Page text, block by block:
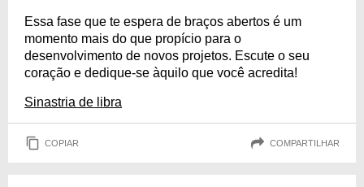
Essa fase que te espera de braços abertos é um
momento mais do que propício para o
desenvolvimento de novos projetos. Escute o seu
coração e dedique-se àquilo que você acredita!
Sinastria de libra
COPIAR COMPARTILHAR